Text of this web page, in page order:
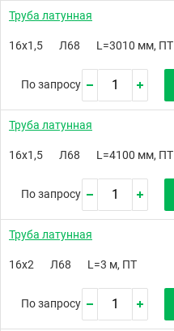
Труба латунная
16х1,5 Л68 L=3010 мм, ПТ
По запросу
Труба латунная
16х1,5 Л68 L=4100 мм, ПТ
По запросу
Труба латунная
16х2 Л68 L=3 м, ПТ
По запросу